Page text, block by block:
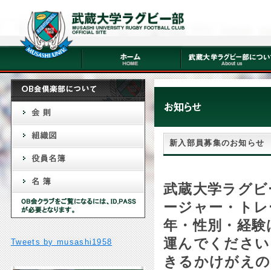
新入部員募集のお知らせ
武蔵大学ラグ
ージャー・ト
年・性別・経
運んでくださ
きるかけがえ
Tweets by musashi1958